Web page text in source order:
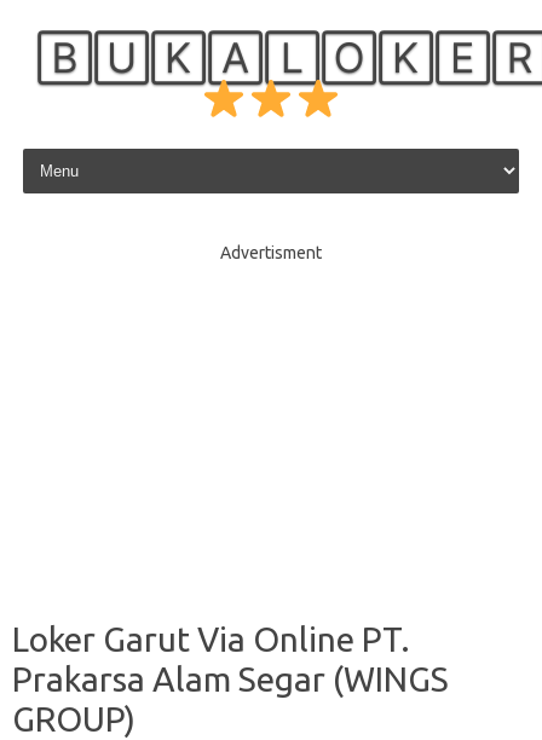
Skip to content
Advertisment
Loker Garut Via Online PT.
Prakarsa Alam Segar (WINGS
GROUP)